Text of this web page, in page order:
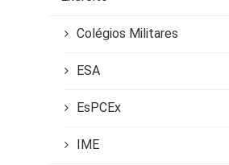
Colégios Militares
ESA
EsPCEx
IME